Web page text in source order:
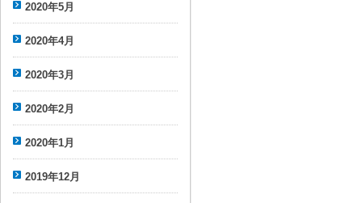
2020年5月
2020年4月
2020年3月
2020年2月
2020年1月
2019年12月